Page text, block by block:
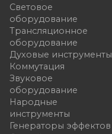
Световое
оборудование
Трансляционное
оборудование
Духовые инструменты
Коммутация
Звуковое
оборудование
Народные
инструменты
Генераторы эффектов